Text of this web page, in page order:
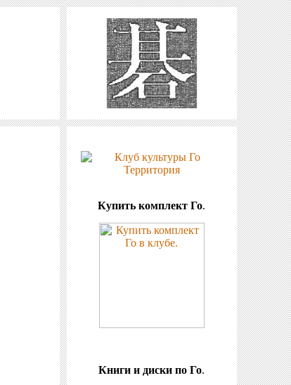
Купить комплект Го.
Книги и диски по Го.